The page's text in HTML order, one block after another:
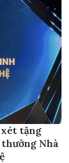
tặng
Nhà